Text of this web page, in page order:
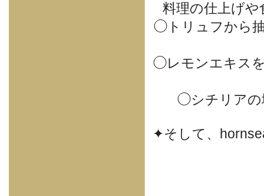
料理の仕上げ
◯トリュフから
◯レモンエキス
◯シチリアの
✦そして、